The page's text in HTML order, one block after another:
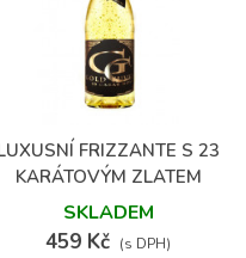
FRIZZANTE S 23
KARÁTOVÝM ZLATEM
0,75 L
SKLADEM
459 Kč (s DPH)